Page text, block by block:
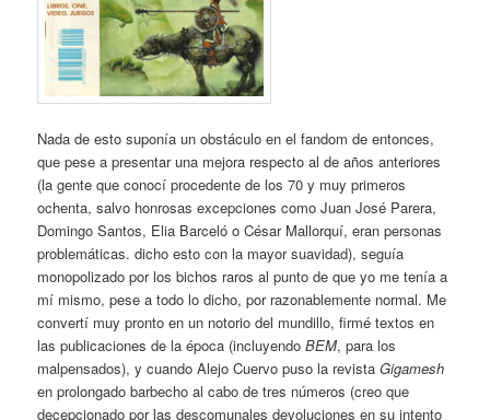
Nada de esto suponía un obstáculo en el fandom de entonces,
que pese a presentar una mejora respecto al de años anteriores
(la gente que conocí procedente de los 70 y muy primeros
ochenta, salvo honrosas excepciones como Juan José Parera,
Domingo Santos, Elia Barceló o César Mallorquí, eran personas
problemáticas. dicho esto con la mayor suavidad), seguía
monopolizado por los bichos raros al punto de que yo me tenía a
mí mismo, pese a todo lo dicho, por razonablemente normal. Me
convertí muy pronto en un notorio del mundillo, firmé textos en
las publicaciones de la época (incluyendoBEM, para los
malpensados), y cuando Alejo Cuervo puso la revistaGigamesh
en prolongado barbecho al cabo de tres números (creo que
decepcionado por las descomunales devoluciones en su intento